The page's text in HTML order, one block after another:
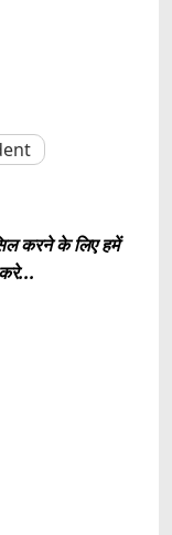
करने के लिए हमें